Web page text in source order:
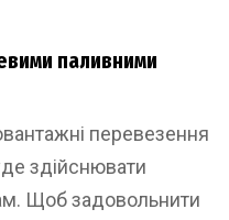
паливними
перевезення
здійснювати
Щоб задовольнити